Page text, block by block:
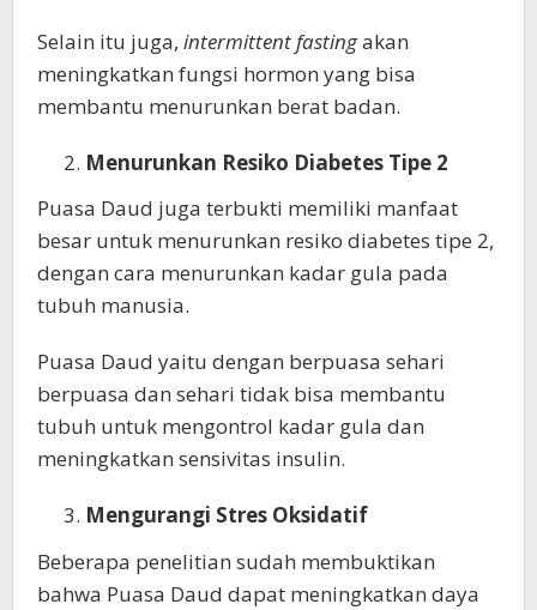
Selain itu juga, intermittent fastingakan
meningkatkan fungsi hormon yang bisa
membantu menurunkan berat badan.
Menurunkan Resiko Diabetes Tipe 2
Puasa Daud juga terbukti memiliki manfaat
besar untuk menurunkan resiko diabetes tipe 2,
dengan cara menurunkan kadar gula pada
tubuh manusia.
Puasa Daud yaitu dengan berpuasa sehari
berpuasa dan sehari tidak bisa membantu
tubuh untuk mengontrol kadar gula dan
meningkatkan sensivitas insulin.
Mengurangi Stres Oksidatif
Beberapa penelitian sudah membuktikan
bahwa Puasa Daud dapat meningkatkan daya